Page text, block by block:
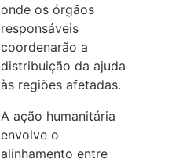
onde os órgãos
responsáveis
coordenarão a
distribuição da ajuda
às regiões afetadas.
A ação humanitária
envolve o
alinhamento entre